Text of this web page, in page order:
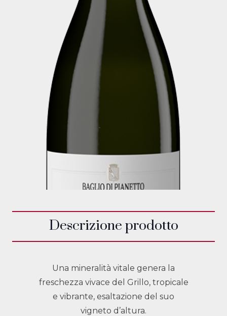
Descrizione prodotto
Una mineralità vitale genera la
freschezza vivace del Grillo, tropicale
e vibrante, esaltazione del suo
vigneto d’altura.